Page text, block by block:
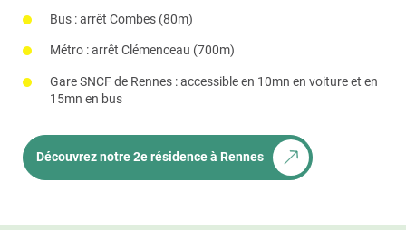
Bus : arrêt Combes (80m)
Métro : arrêt Clémenceau (700m)
Gare SNCF de Rennes : accessible en 10mn en voiture et en
15mn en bus
Découvrez notre 2e résidence à Rennes